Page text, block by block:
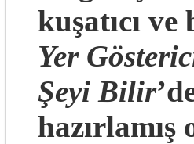
kuşatıcı
Yer
Şeyi Bilir
hazırlamış